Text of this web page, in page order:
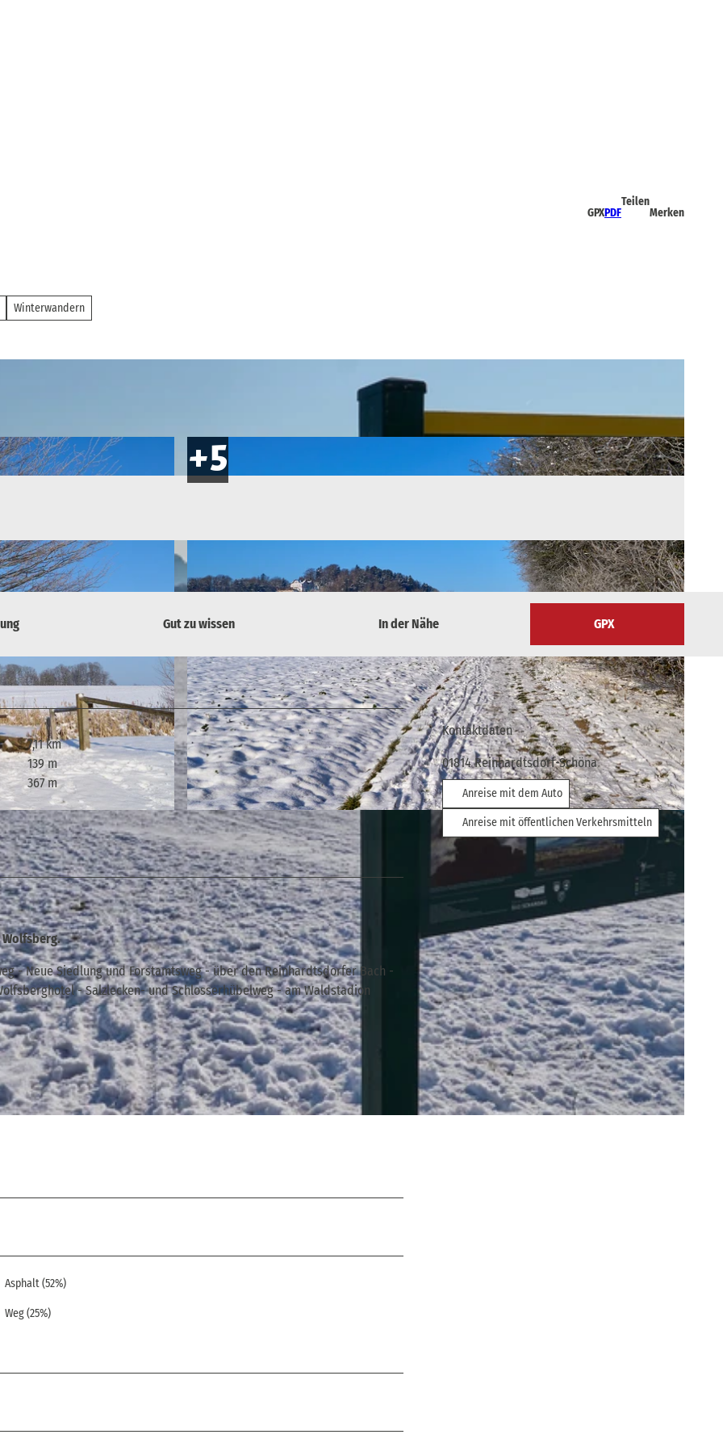
GPXPDF
Teilen
Merken
Winterwandern
© Yvonne Brückner, Tourismusverband Sächsische Schweiz
Gut zu wissen In der Nähe GPX
7,11 km
139 m
367 m
Wolfsberg.
- Neue Siedlung und Forstamtsweg - über den Reinhardtsdorfer Bach -
- Salzlecken- und Schlosserhübelweg - am Waldstadion
Asphalt (52%)
Weg (25%)
Kontaktdaten
01814Reinhardtsdorf-Schöna
Anreise mit dem Auto
Anreise mit öffentlichen Verkehrsmitteln